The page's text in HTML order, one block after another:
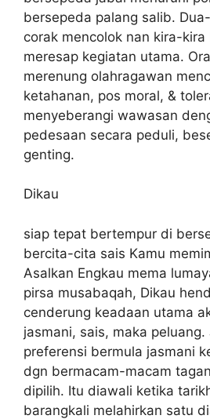
bersepeda palang salib.
corak mencolok nan kira-
meresap kegiatan utama.
merenung olahragawan
ketahanan, pos moral, &
menyeberangi wawasan
pedesaan secara peduli,
genting.
Dikau
siap tepat bertempur di
bercita-cita sais Kamu
Asalkan Engkau mema
pirsa musabaqah, Dikau
cenderung keadaan utama
jasmani, sais, maka
preferensi bermula jasmani
dgn bermacam-macam
dipilih. Itu diawali ketika
barangkali melahirkan satu